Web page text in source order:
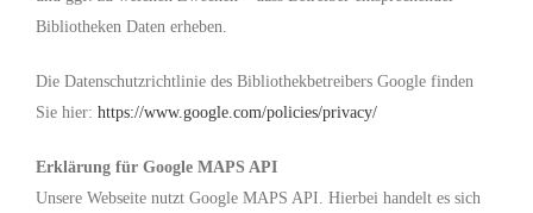
Bibliotheken Daten erheben.
Die Datenschutzrichtlinie des Bibliothekbetreibers Google finden
Sie hier: https://www.google.com/policies/privacy/
Erklärung für Google MAPS API
Unsere Webseite nutzt Google MAPS API. Hierbei handelt es sich